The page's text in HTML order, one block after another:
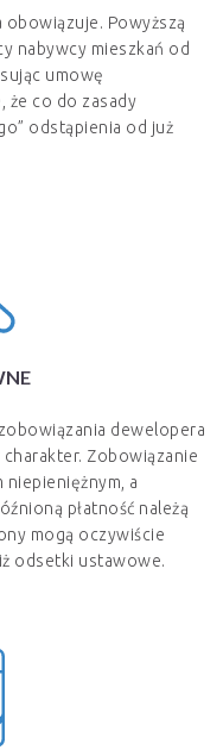
obowiązuje. Powyższą
nabywcy mieszkań od
umowę
że co do zasady
odstąpienia od już
dewelopera
Zobowiązanie
a
płatność należą
mogą oczywiście
odsetki ustawowe.